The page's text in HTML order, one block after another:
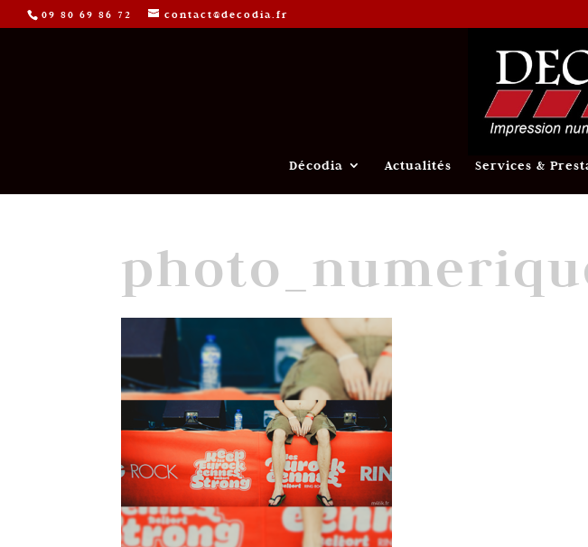
09 80 69 86 72 contact@decodia.fr
Décodia Actualités Services &